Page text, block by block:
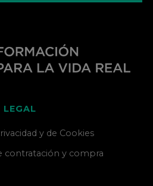
LEGAL
y de Cookies
contratación y compra